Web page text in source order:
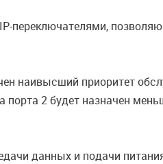
переключателями,
наивысший приоритет
2 будет назначен
данных и подачи